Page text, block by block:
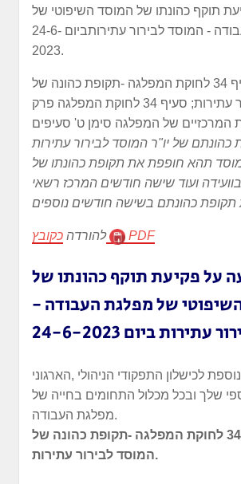
תוקף כהונתו של המוסד השיפוטי של
מפלגת העבודה - המוסד לבירור עתירותביום 24-6-
2023.
סימוכין סעיף 34 לחוקת המפלגה -תקופת כהונה של
המוסד לבירור עתירות; סעיף 34 לחוקת המפלגה פרק
המרכזיים של המפלגה סימן ט' סעיפים
כהונתם של יו"ר המוסד לבירור עתירות
תהא חופפת את תקופת כהונתו של
ועוד שישה חודשים המרכז רשאי
כהונתם בשישה חודשים נוספים
להורדהכקובץ PDF
על פקיעת תוקף כהונתו של
של מפלגת העבודה -
עתירותביום 24-6-2023
לכישלון התפקודי הניהולי ,הארגוני
שלך ובכל מכלול התחומים בחייה של
מפלגת העבודה.
סימוכין סעיף 34 לחוקת המפלגה -תקופת כהונה של
המוסד לבירור עתירות.